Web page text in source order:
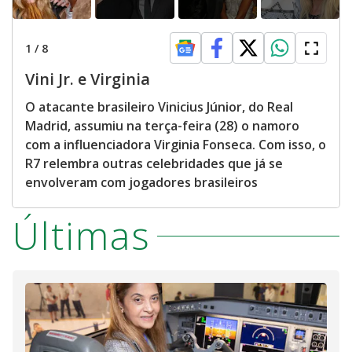
1 / 8
Vini Jr. e Virginia
O atacante brasileiro Vinicius Júnior, do Real
Madrid, assumiu na terça-feira (28) o namoro
com a influenciadora Virginia Fonseca. Com isso, o
R7 relembra outras celebridades que já se
envolveram com jogadores brasileiros
Últimas